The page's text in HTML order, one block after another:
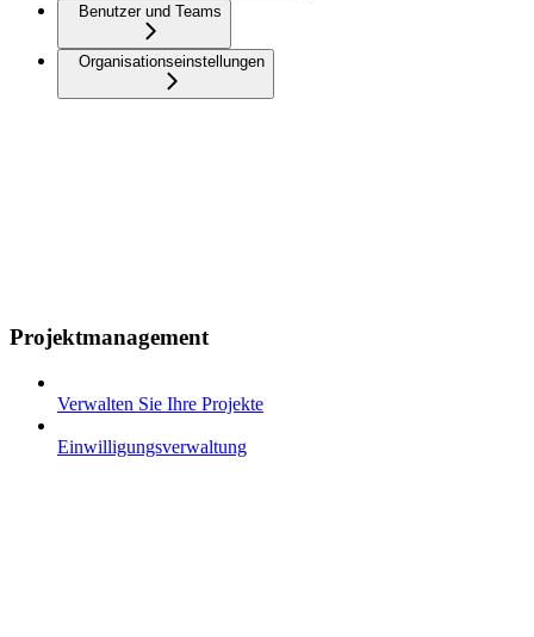
Benutzer und Teams
Organisationseinstellungen
Projektmanagement
Verwalten Sie Ihre Projekte
Einwilligungsverwaltung